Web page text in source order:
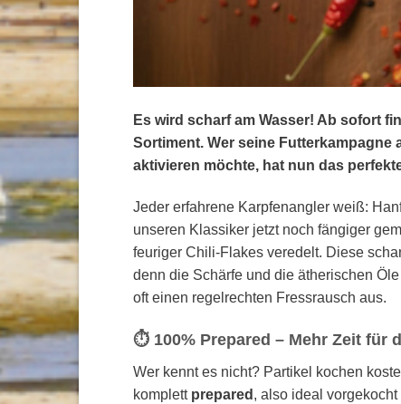
Es wird scharf am Wasser! Ab sofort
Sortiment. Wer seine
aktivieren möchte, hat nun das
Jeder erfahrene Karpfenangler weiß:
unseren Klassiker jetzt noch fängiger
feuriger Chili-Flakes veredelt. Diese
denn die Schärfe und die ätherischen
oft einen regelrechten Fressrausch aus.
⏱️ 100% Prepared – Mehr Zeit für
Wer kennt es nicht? Partikel kochen
komplett prepared , also ideal